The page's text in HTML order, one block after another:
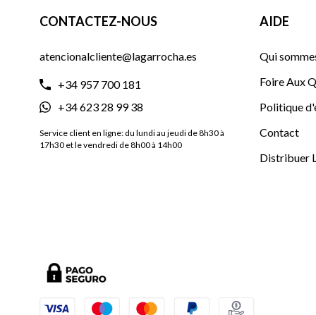
CONTACTEZ-NOUS
atencionalcliente@lagarrocha.es
+34 957 700 181
+34 623 28 99 38
Service client en ligne: du lundi au jeudi de 8h30 à
17h30 et le vendredi de 8h00 à 14h00
AIDE
Qui
Foire Aux
Politique
Contact
Distribuer